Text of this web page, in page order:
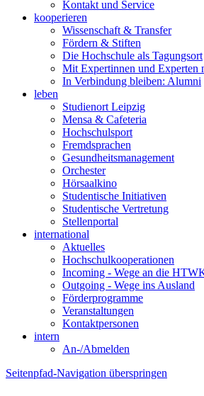
Kontakt und Service
kooperieren
Wissenschaft & Transfer
Fördern & Stiften
Die Hochschule als Tagungsort
Mit Expertinnen und Experten
In Verbindung bleiben: Alumni
leben
Studienort Leipzig
Mensa & Cafeteria
Hochschulsport
Fremdsprachen
Gesundheitsmanagement
Orchester
Hörsaalkino
Studentische Initiativen
Studentische Vertretung
Stellenportal
international
Aktuelles
Hochschulkooperationen
Incoming - Wege an die
Outgoing - Wege ins Ausland
Förderprogramme
Veranstaltungen
Kontaktpersonen
intern
An-/Abmelden
Seitenpfad-Navigation überspringen